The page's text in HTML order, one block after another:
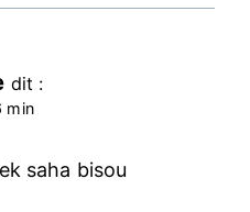
dit :
min
saha bisou